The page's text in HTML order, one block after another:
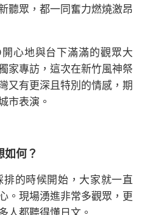
聽眾，都一同奮力燃燒激昂
開心地與台下滿滿的觀眾大
家專訪，這次在新竹風神祭
又有更深且特別的情感，期
市表演。
何？
排的時候開始，大家就一直
。現場湧進非常多觀眾，更